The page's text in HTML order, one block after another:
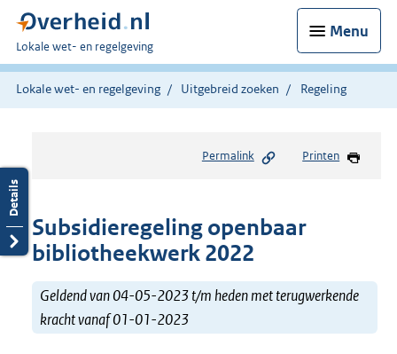
Menu
U
bent
hier:
Lokale wet- en regelgeving
Lokale wet- en regelgeving Uitgebreid zoeken Regeling
Permalink Printen
Subsidieregeling openbaar
bibliotheekwerk 2022
Geldend van 04-05-2023 t/m heden met terugwerkende
kracht vanaf 01-01-2023